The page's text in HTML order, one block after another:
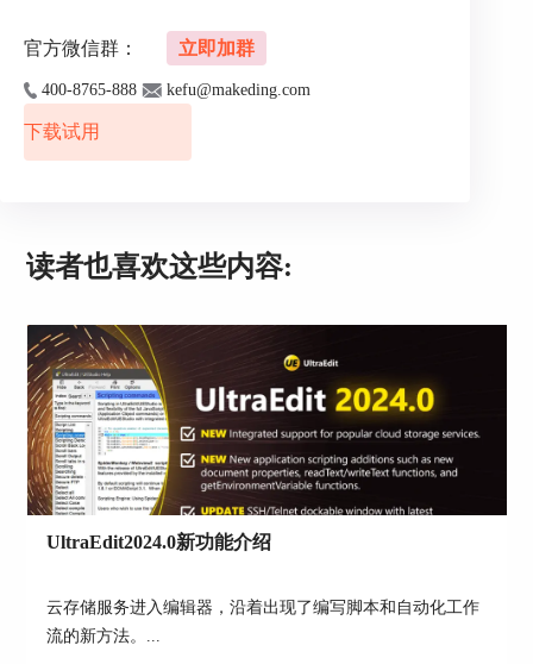
不用费劲去手动找。
3、找东西利器：内置的搜索工具让你轻松搜寻特
定的代码或资源，提高工作效率。
4、版本掌控：UltraEdit和各种常见的版本控制系统
使用工程项目管理代码有诸多好处，特别是对于开
整理代码
1、清晰结构：工程项目助你整理代码，让项目结
况。
官方微信群： 立即加群
400-8765-888 kefu@makeding.com
下载试用
读者也喜欢这些内容:
UltraEdit2024.0新功能介绍
云存储服务进入编辑器，沿着出现了编写脚本和自动化工作
流的新方法。...